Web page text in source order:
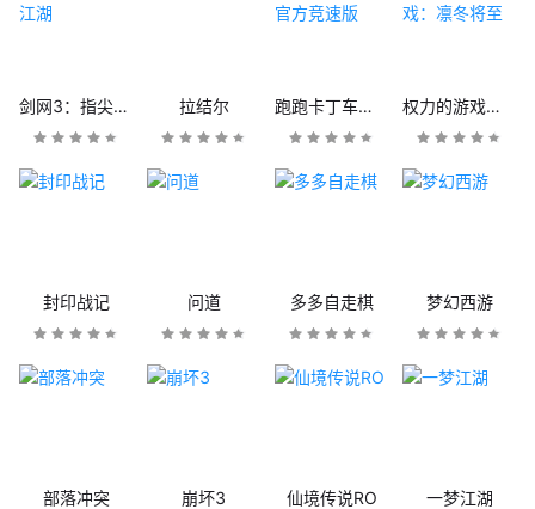
剑网3：指尖江湖 拉结尔 跑跑卡丁车官方竞速版 权力的游戏：凛冬将至
封印战记 问道 多多自走棋 梦幻西游
部落冲突 崩坏3 仙境传说RO 一梦江湖